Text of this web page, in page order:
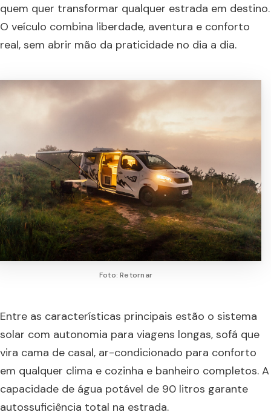
quem quer transformar qualquer estrada em destino.
O veículo combina liberdade, aventura e conforto
real, sem abrir mão da praticidade no dia a dia.
Foto: Retornar
Entre as características principais estão o sistema
solar com autonomia para viagens longas, sofá que
vira cama de casal, ar-condicionado para conforto
em qualquer clima e cozinha e banheiro completos. A
capacidade de água potável de 90 litros garante
autossuficiência total na estrada.